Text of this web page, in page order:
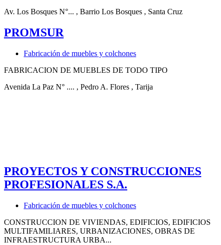
Av. Los Bosques N°... , Barrio Los Bosques , Santa Cruz
PROMSUR
Fabricación de muebles y colchones
FABRICACION DE MUEBLES DE TODO TIPO
Avenida La Paz N° .... , Pedro A. Flores , Tarija
PROYECTOS Y CONSTRUCCIONES
PROFESIONALES S.A.
Fabricación de muebles y colchones
CONSTRUCCION DE VIVIENDAS, EDIFICIOS, EDIFICIOS
MULTIFAMILIARES, URBANIZACIONES, OBRAS DE
INFRAESTRUCTURA URBA...